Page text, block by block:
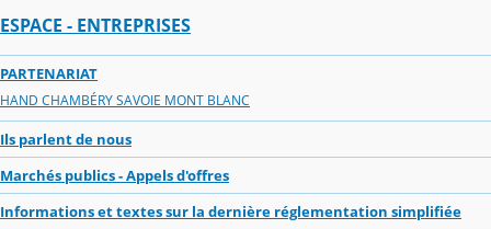
ESPACE - ENTREPRISES
PARTENARIAT
HAND CHAMBÉRY SAVOIE MONT BLANC
Ils parlent de nous
Marchés publics - Appels d'offres
Informations et textes sur la dernière réglementation simplifiée